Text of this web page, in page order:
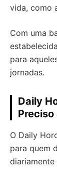
vida, como
Com uma
para
jornadas.
Daily
O Daily
para quem